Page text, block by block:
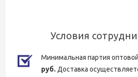
Условия
Минимальная партия
руб. Доставка